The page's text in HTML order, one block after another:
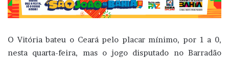
O Vitória bateu o Ceará pelo placar mínimo, por 1 a 0,
nesta quarta-feira, mas o jogo disputado no Barradão